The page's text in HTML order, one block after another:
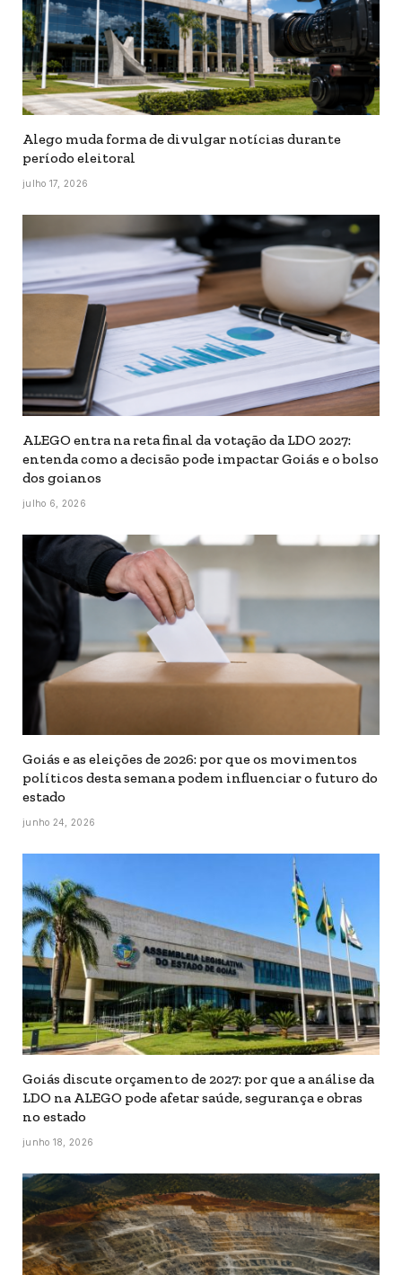
Alego muda forma de divulgar notícias durante
período eleitoral
julho 17, 2026
ALEGO entra na reta final da votação da LDO 2027:
entenda como a decisão pode impactar Goiás e o bolso
dos goianos
julho 6, 2026
Goiás e as eleições de 2026: por que os movimentos
políticos desta semana podem influenciar o futuro do
estado
junho 24, 2026
Goiás discute orçamento de 2027: por que a análise da
LDO na ALEGO pode afetar saúde, segurança e obras
no estado
junho 18, 2026